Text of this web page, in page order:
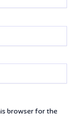
browser for the